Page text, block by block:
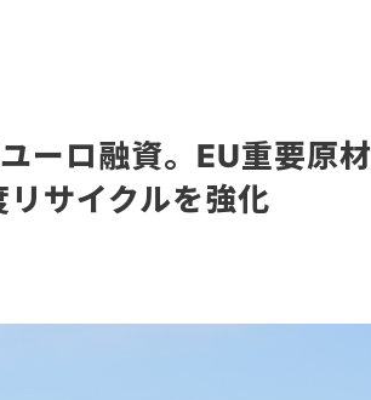
ーロ融資。EU重要原材
サイクルを強化